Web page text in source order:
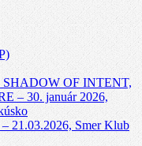
OF INTENT,
– 30. január 2026,
21.03.2026, Smer Klub